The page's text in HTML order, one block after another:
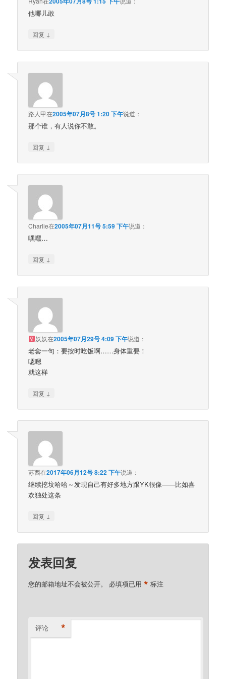
他哪儿敢
回复 ↓
路人甲在2005年07月8号 1:20 下午说道：
那个谁，有人说你不敢。
回复 ↓
Charlie在2005年07月11号 5:59 下午说道：
嘿嘿…
回复 ↓
妖妖在2005年07月29号 4:09 下午说道：
老套一句：要按时吃饭啊……身体重要！
嗯嗯
就这样
回复 ↓
苏西在2017年06月12号 8:22 下午说道：
继续挖坟哈哈～发现自己有好多地方跟YK很像——比如喜
欢独处这条
回复 ↓
发表回复
您的邮箱地址不会被公开。 必填项已用* 标注
评论 *